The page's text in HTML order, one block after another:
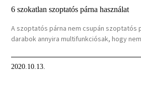
6 szokatlan szoptatós párna használat
A szoptatós párna nem csupán szoptatós
darabok annyira multifunkciósak, hogy nem
2020.10.13.